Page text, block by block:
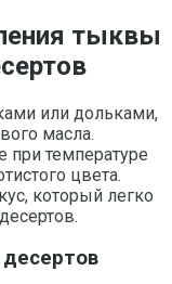
тыквы
или дольками,
масла.
при температуре
цвета.
который легко